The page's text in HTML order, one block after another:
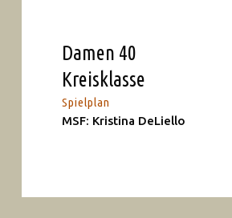
Damen 40
Kreisklasse
Spielplan
MSF: Kristina DeLiello